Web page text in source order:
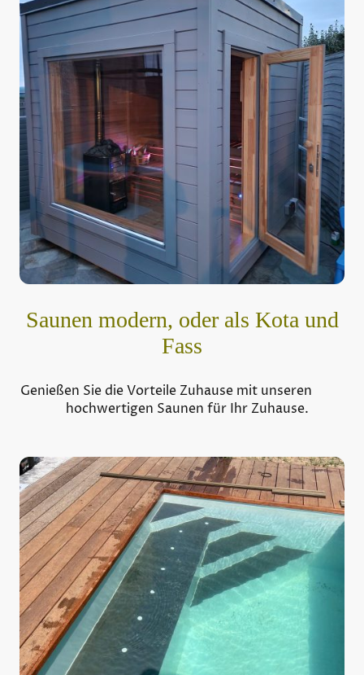
Saunen modern, oder als Kota und
Fass
Genießen Sie die Vorteile Zuhause mit unseren
hochwertigen Saunen für Ihr Zuhause.